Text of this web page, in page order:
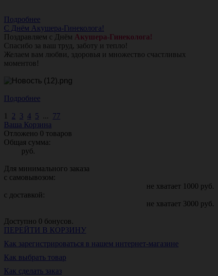
Подробнее
С Днём Акушера-Гинеколога!
Поздравляем с Днём Акушера-Гинеколога!
Спасибо за ваш труд, заботу и тепло!
Желаем вам любви, здоровья и множество счастливых
моментов!
Подробнее
1 2 3 4 5 ... 77
Ваша Корзина
Отложено 0 товаров
Общая сумма:
руб.
Для минимального заказа
с самовывозом:
не хватает 1000 руб.
с доставкой:
не хватает 3000 руб.
Доступно 0 бонусов.
ПЕРЕЙТИ В КОРЗИНУ
Как зарегистрироваться в нашем интернет-магазине
Как выбрать товар
Как сделать заказ